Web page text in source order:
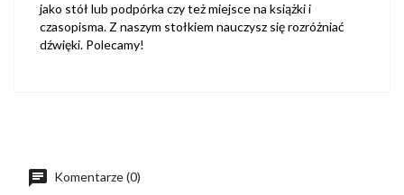
jako stół lub podpórka czy też miejsce na książki i
czasopisma. Z naszym stołkiem nauczysz się rozróżniać
dźwięki. Polecamy!
Komentarze (0)